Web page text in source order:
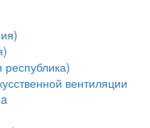
вентиляции